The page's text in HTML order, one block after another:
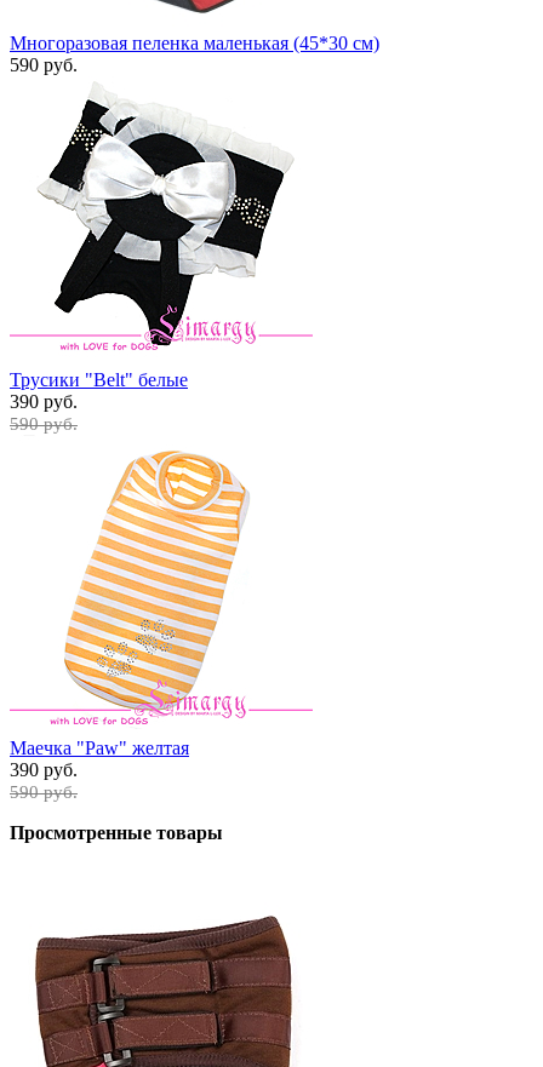
Многоразовая пеленка маленькая (45*30 см)
590 руб.
Трусики "Belt" белые
390 руб.
590 руб.
Маечка "Paw" желтая
390 руб.
590 руб.
Просмотренные товары